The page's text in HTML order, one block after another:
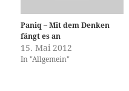
Paniq – Mit dem Denken
fängt es an
15. Mai 2012
In "Allgemein"